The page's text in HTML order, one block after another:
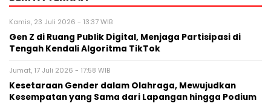
Kamis, 23 Juli 2026 - 13:37 WIB
Gen Z di Ruang Publik Digital, Menjaga Partisipasi di
Tengah Kendali Algoritma TikTok
Jumat, 17 Juli 2026 - 17:58 WIB
Kesetaraan Gender dalam Olahraga, Mewujudkan
Kesempatan yang Sama dari Lapangan hingga Podium